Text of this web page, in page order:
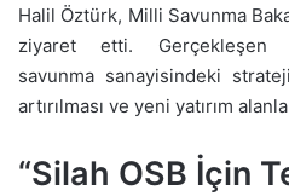
Halil Öztürk, Milli Savunma
ziyaret etti. Gerçekleşen
savunma sanayisindeki
artırılması ve yeni yatırım
“Silah OSB İçin